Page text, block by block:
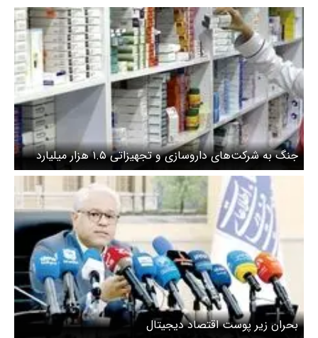
جنگ به شرکت‌های داروسازی و تجهیزاتی ۱.۵ هزار میلیارد
دلار خسارت زد
بحران زیر پوست اقتصاد دیجیتال